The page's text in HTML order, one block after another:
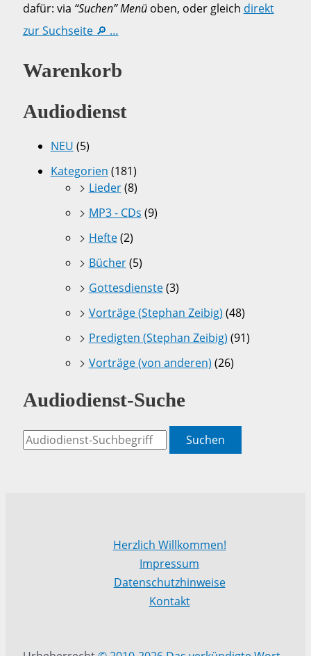
dafür: via “Suchen” Menüoben, oder gleich direkt
zur Suchseite 🔎 …
Warenkorb
Audiodienst
NEU (5)
Kategorien (181)
Lieder(8)
MP3 - CDs (9)
Hefte(2)
Bücher(5)
Gottesdienste(3)
Vorträge (Stephan Zeibig) (48)
Predigten (Stephan Zeibig) (91)
Vorträge (von anderen) (26)
Audiodienst-Suche
Suchen
Herzlich Willkommen!
Impressum
Datenschutzhinweise
Kontakt